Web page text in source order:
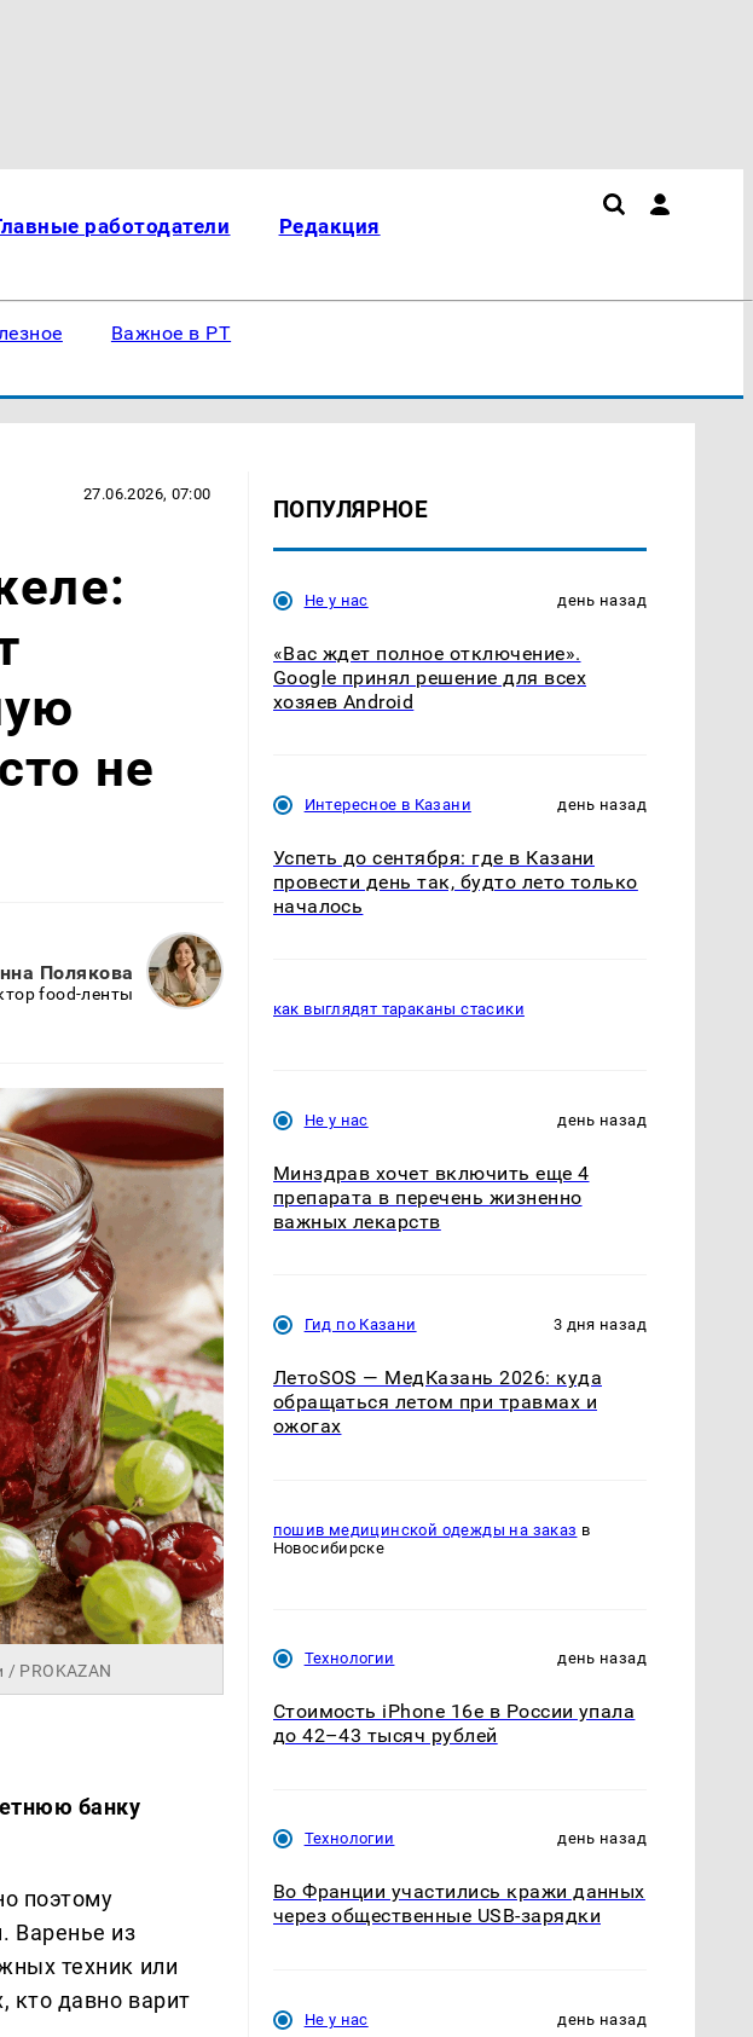
работодатели Редакция
Важное в РТ
27.06.2026, 07:00
не
Полякова
food-ленты
PROKAZAN
банку
поэтому
Варенье из
техник или
кто давно варит
ПОПУЛЯРНОЕ
Не у нас день назад
«Вас ждет полное отключение».
Google принял решение для всех
хозяев Android
Интересное в Казани день назад
Успеть до сентября: где в Казани
провести день так, будто лето только
началось
как выглядят тараканы стасики
Не у нас день назад
Минздрав хочет включить еще 4
препарата в перечень жизненно
важных лекарств
Гид по Казани 3 дня назад
ЛетоSOS — МедКазань 2026: куда
обращаться летом при травмах и
ожогах
пошив медицинской одежды на заказ в
Новосибирске
Технологии день назад
Стоимость iPhone 16e в России упала
до 42–43 тысяч рублей
Технологии день назад
Во Франции участились кражи данных
через общественные USB-зарядки
Не у нас день назад